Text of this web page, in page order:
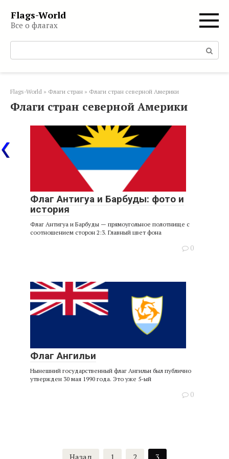
контенту
Flags-World
Все о флагах
Поиск:
Flags-World » Флаги стран » Флаги стран северной Америки
Флаги стран северной Америки
Флаг Антигуа и Барбуды: фото и
история
Флаг Антигуа и Барбуды — прямоугольное полотнище с
соотношением сторон 2:3. Главный цвет фона
0
Флаг Ангильи
Нынешний государственный флаг Ангильи был публично
утвержден 30 мая 1990 года. Это уже 5-ый
0
Назад 1 2 3